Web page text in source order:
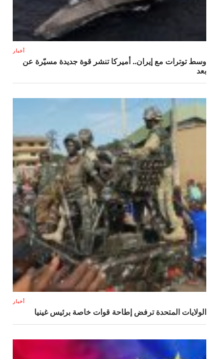
أخبار
وسط توترات مع إيران.. أميركا تنشر قوة جديدة مسيّرة عن
بعد
أخبار
الولايات المتحدة ترفض إطاحة قوات خاصة برئيس غينيا